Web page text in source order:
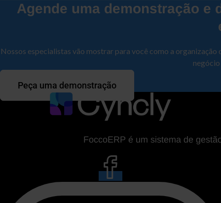
Agende uma demonstração e
Nossos especialistas vão mostrar para você como a
Peça uma demonstração
FoccoERP é um sistema de